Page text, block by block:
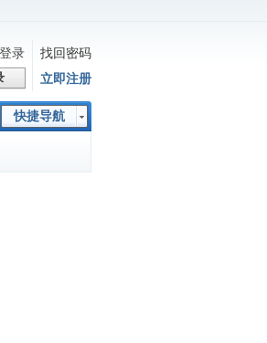
录
找回密码
立即注册
快捷导航